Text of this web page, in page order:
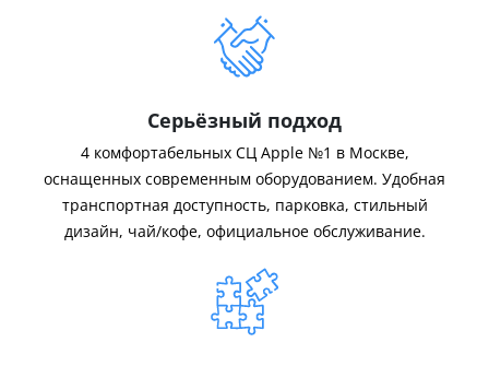
Серьёзный подход
4 комфортабельных СЦ Apple №1 в Москве,
оснащенных современным оборудованием. Удобная
транспортная доступность, парковка, стильный
дизайн, чай/кофе, официальное обслуживание.